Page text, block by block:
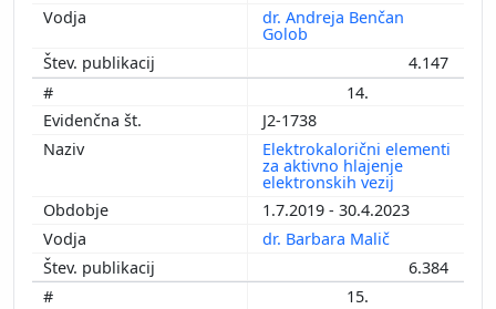
dr. Andreja Benčan
Golob
4.147
14.
J2-1738
Elektrokalorični elementi
za aktivno hlajenje
elektronskih vezij
1.7.2019 - 30.4.2023
dr. Barbara Malič
6.384
15.